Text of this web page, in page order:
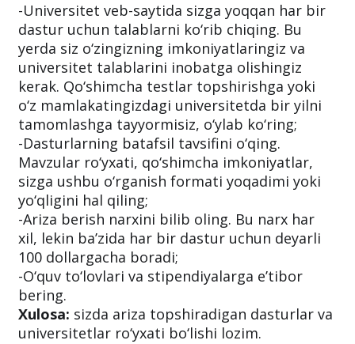
-Universitet veb-saytida sizga yoqqan har bir
dastur uchun talablarni ko‘rib chiqing. Bu
yerda siz o‘zingizning imkoniyatlaringiz va
universitet talablarini inobatga olishingiz
kerak. Qo‘shimcha testlar topshirishga yoki
o‘z mamlakatingizdagi universitetda bir yilni
tamomlashga tayyormisiz, o‘ylab ko‘ring;
-Dasturlarning batafsil tavsifini o‘qing.
Mavzular ro‘yxati, qo‘shimcha imkoniyatlar,
sizga ushbu o‘rganish formati yoqadimi yoki
yo‘qligini hal qiling;
-Ariza berish narxini bilib oling. Bu narx har
xil, lekin ba’zida har bir dastur uchun deyarli
100 dollargacha boradi;
-O‘quv to‘lovlari va stipendiyalarga e’tibor
bering.
Xulosa: sizda ariza topshiradigan dasturlar va
universitetlar ro‘yxati bo‘lishi lozim.